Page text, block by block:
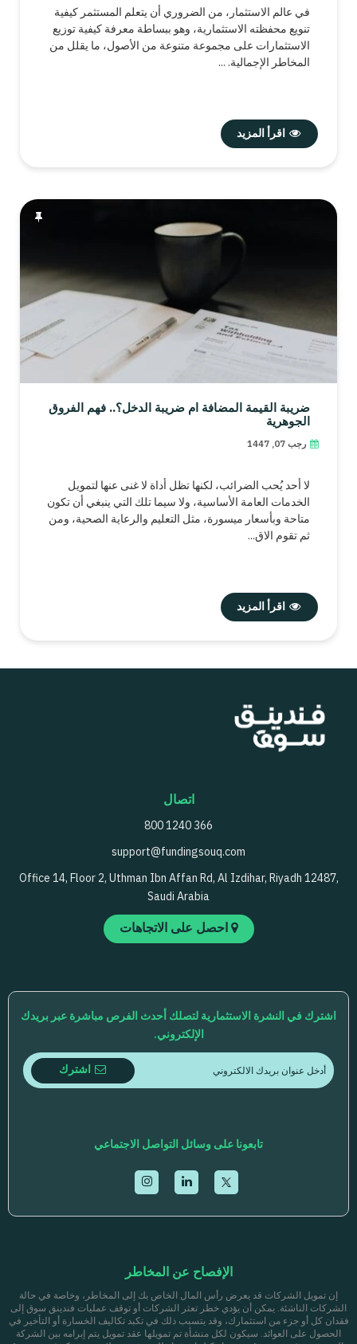
في عالم الاستثمار، من الضروري أن يتعلم المستثمر كيفية
تنويع محفظته الاستثمارية، وهو ببساطة معرفة كيفية توزيع
الاستثمارات على مجموعة متنوعة من الأصول، ما يقلل من
المخاطر الإجمالية. ...
اقرأ المزيد
ضريبة القيمة المضافة أم ضريبة الدخل؟.. فهم الفروق
الجوهرية
رجب 07, 1447
لا أحد يُحب الضرائب، لكنها تظل أداة لا غنى عنها لتمويل
الخدمات العامة الأساسية، ولا سيما تلك التي ينبغي أن تكون
متاحة وبأسعار ميسورة، مثل التعليم والرعاية الصحية، ومن
ثم تقوم الاق...
اقرأ المزيد
اتصال
800 1240 366
support@fundingsouq.com
Office 14, Floor 2, Uthman Ibn Affan Rd, Al Izdihar, Riyadh 12487,
Saudi Arabia
احصل على الاتجاهات
اشترك في النشرة الاستثمارية لتصلك أحدث الفرص مباشرة عبر بريدك
الإلكتروني.
اشترك
تابعونا على وسائل التواصل الاجتماعي
الإفصاح عن المخاطر
إن تمويل الشركات قد يعرض رأس المال الخاص بك إلى المخاطر، وخاصة في حالة
الشركات الناشئة. يمكن أن يؤدي خطر تعثر الشركات أو توقف عمليات فندينق سوق إلى
فقدان كل أو جزء من استثمارك، وقد يتسبب ذلك في تكبد تكاليف الخسارة أو التأخير في
الحصول على العوائد. سيكون لكل منشأة تم تمويلها عقد تمويل يتم إبرامه بين الشركة